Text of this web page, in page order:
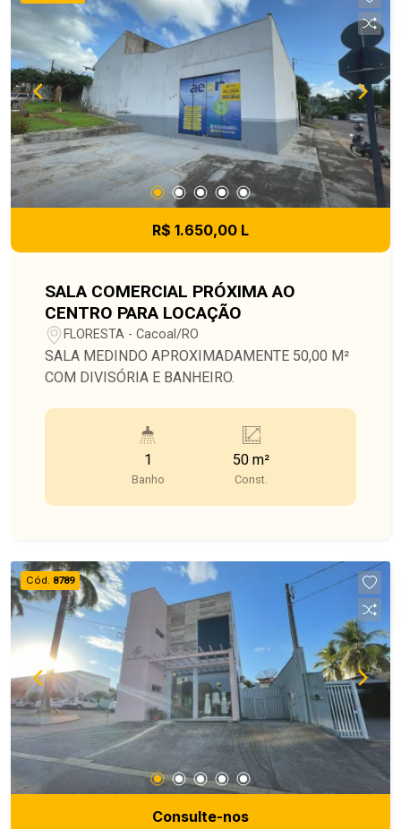
R$ 1.650,00 L
SALA COMERCIAL PRÓXIMA AO
CENTRO PARA LOCAÇÃO
FLORESTA - Cacoal/RO
SALA MEDINDO APROXIMADAMENTE 50,00 M²
COM DIVISÓRIA E BANHEIRO.
1
Banho
50 m²
Const.
Cód. 8789
Consulte-nos